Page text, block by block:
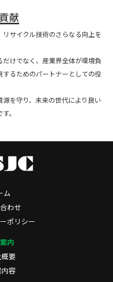
献
サイクル技術のさらなる向上を
けでなく、産業界全体が環境負
るためのパートナーとしての役
を守り、未来の世代により良い
。
ム
わせ
ポリシー
内
要
容